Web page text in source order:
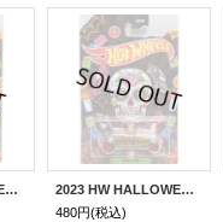
2023 HW HALLOWEEN 【KING KUDA】BLACK/SKULL WHEELS(予約不可）
2023 HW HALLOWEEN 【'33 FORD LO BOY】TEA GREEN/SKULL WHEELS(予約不可）
480円(税込)